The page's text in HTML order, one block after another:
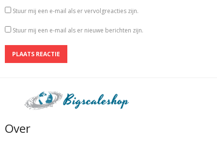
Stuur mij een e-mail als er vervolgreacties zijn.
Stuur mij een e-mail als er nieuwe berichten zijn.
Over